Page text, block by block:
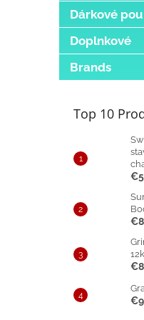
Dárkové
Doplnkové
Brands
Top 10